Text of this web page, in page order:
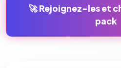
🚀 Rejoignez-les et
pack